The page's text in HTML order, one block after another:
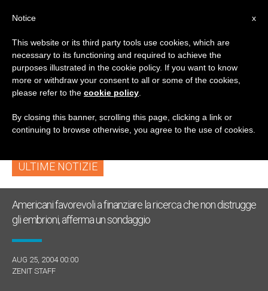
TAG
Posts Tagged
‘cardinal Cañizares’
ULTIME NOTIZIE
Americani favorevoli a finanziare la ricerca che non distrugge
gli embrioni, afferma un sondaggio
AUG 25, 2004 00:00
ZENIT STAFF
x
Notice
This website or its third party tools use cookies, which are
necessary to its functioning and required to achieve the
purposes illustrated in the cookie policy. If you want to know
more or withdraw your consent to all or some of the cookies,
please refer to the cookie policy
By closing this banner, scrolling this page, clicking a link or
continuing to browse otherwise, you agree to the use of cookies.